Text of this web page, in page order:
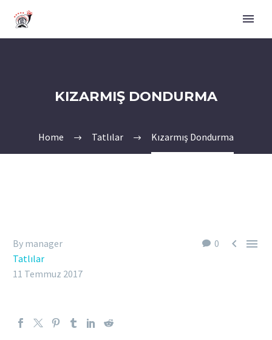
KIZARMIŞ DONDURMA
Home Tatlılar Kızarmış Dondurma
0  
By manager
Tatlılar
11 Temmuz 2017